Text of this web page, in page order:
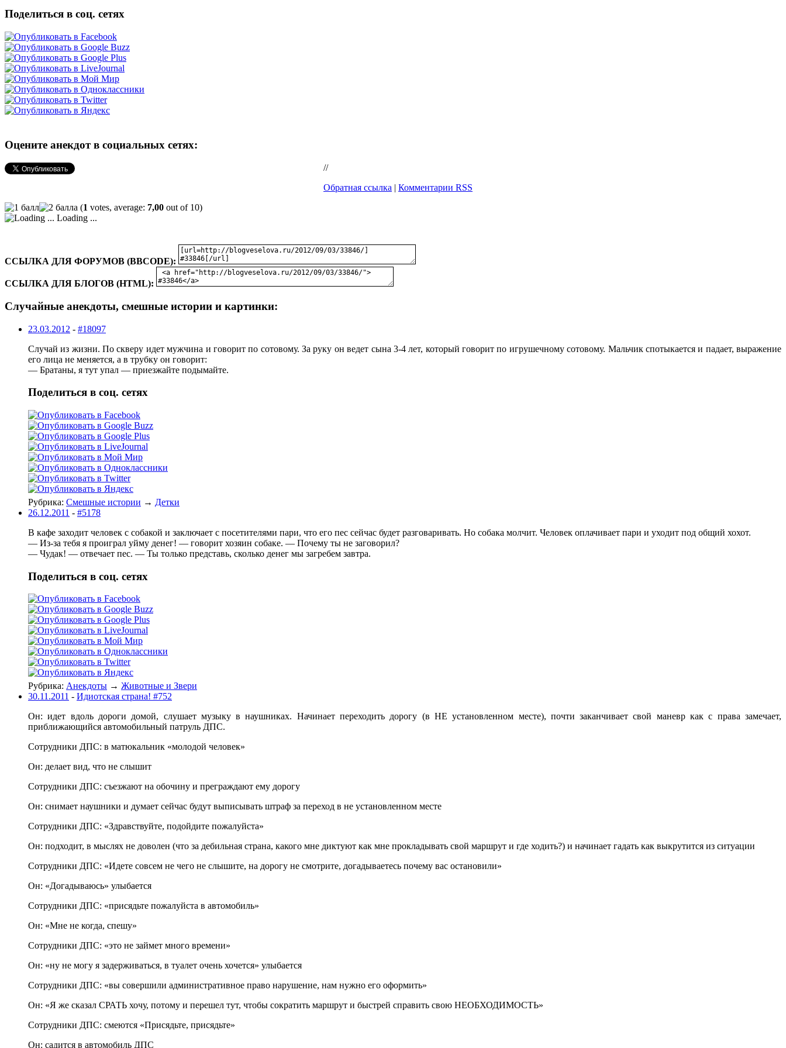
Поделиться в соц. сетях
Оцените анекдот в социальных сетях:
//
Обратная ссылка | Комментарии RSS
(1 votes, average: 7,00 out of 10)
Loading ...
ССЫЛКА ДЛЯ ФОРУМОВ (BBCODE):
ССЫЛКА ДЛЯ БЛОГОВ (HTML):
Случайные анекдоты, смешные истории и картинки:
23.03.2012 - #18097
Случай из жизни. По скверу идет мужчина и говорит по сотовому. За руку он ведет сына 3-4 лет, который говорит по игрушечному сотовому. Мальчик спотыкается и падает, выражение
его лица не меняется, а в трубку он говорит:
— Братаны, я тут упал — приезжайте подымайте.
Поделиться в соц. сетях
Рубрика: Смешные истории → Детки
26.12.2011 - #5178
В кафе заходит человек с собакой и заключает с посетителями пари, что его пес сейчас будет разговаривать. Но собака молчит. Человек оплачивает пари и уходит под общий хохот.
— Из-за тебя я проиграл уйму денег! — говорит хозяин собаке. — Почему ты не заговорил?
— Чудак! — отвечает пес. — Ты только представь, сколько денег мы загребем завтра.
Поделиться в соц. сетях
Рубрика: Анекдоты → Животные и Звери
30.11.2011 - Идиотская страна! #752
Он: идет вдоль дороги домой, слушает музыку в наушниках. Начинает переходить дорогу (в НЕ установленном месте), почти заканчивает свой маневр как с права замечает,
приближающийся автомобильный патруль ДПС.
Сотрудники ДПС: в матюкальник «молодой человек»
Он: делает вид, что не слышит
Сотрудники ДПС: съезжают на обочину и преграждают ему дорогу
Он: снимает наушники и думает сейчас будут выписывать штраф за переход в не установленном месте
Сотрудники ДПС: «Здравствуйте, подойдите пожалуйста»
Он: подходит, в мыслях не доволен (что за дебильная страна, какого мне диктуют как мне прокладывать свой маршрут и где ходить?) и начинает гадать как выкрутится из ситуации
Сотрудники ДПС: «Идете совсем не чего не слышите, на дорогу не смотрите, догадываетесь почему вас остановили»
Он: «Догадываюсь» улыбается
Сотрудники ДПС: «присядьте пожалуйста в автомобиль»
Он: «Мне не когда, спешу»
Сотрудники ДПС: «это не займет много времени»
Он: «ну не могу я задерживаться, в туалет очень хочется» улыбается
Сотрудники ДПС: «вы совершили административное право нарушение, нам нужно его оформить»
Он: «Я же сказал СРАТЬ хочу, потому и перешел тут, чтобы сократить маршрут и быстрей справить свою НЕОБХОДИМОСТЬ»
Сотрудники ДПС: смеются «Присядьте, присядьте»
Он: садится в автомобиль ДПС